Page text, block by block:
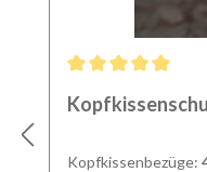
Kopfkissenbezüge: